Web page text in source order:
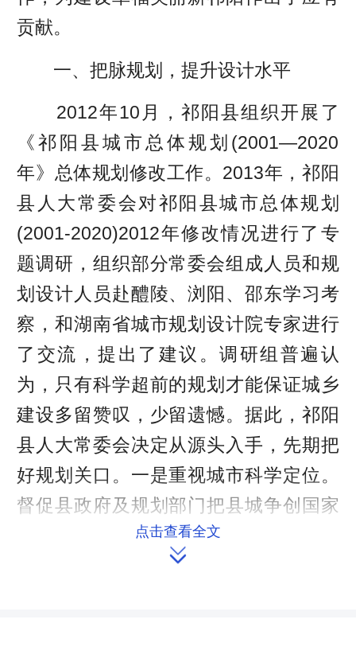
贡献。
一、把脉规划，提升设计水平
2012年10月，祁阳县组织开展了
《祁阳县城市总体规划(2001—2020
年》总体规划修改工作。2013年，祁阳
县人大常委会对祁阳县城市总体规划
(2001-2020)2012年修改情况进行了专
题调研，组织部分常委会组成人员和规
划设计人员赴醴陵、浏阳、邵东学习考
察，和湖南省城市规划设计院专家进行
了交流，提出了建议。调研组普遍认
为，只有科学超前的规划才能保证城乡
建设多留赞叹，少留遗憾。据此，祁阳
县人大常委会决定从源头入手，先期把
好规划关口。一是重视城市科学定位。
督促县政府及规划部门把县城争创国家
卫生城市定位高起点落实到规划空间
上，在城市形态、功能品质、产业结构
点击查看全文
